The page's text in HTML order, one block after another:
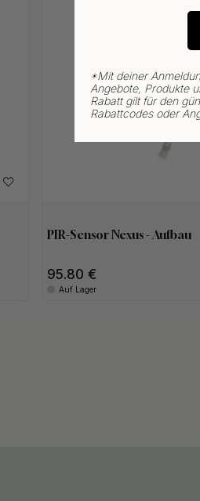
PIR-Sensor Nexus - Aufbau
95.80
Auf Lager
*Mit deiner
Angebote, Produkte
Rabatt gilt für den
Rabattcodes oder